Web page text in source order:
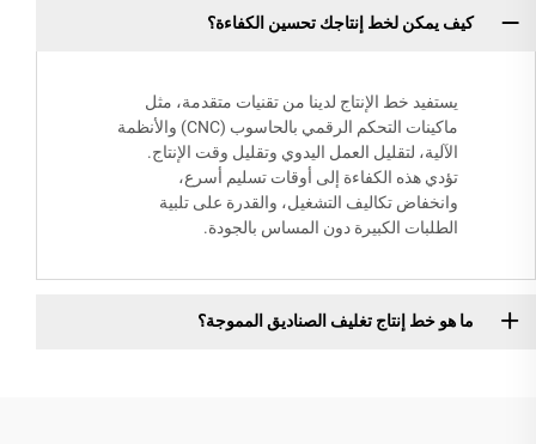
كيف يمكن لخط إنتاجك تحسين الكفاءة؟
يستفيد خط الإنتاج لدينا من تقنيات متقدمة، مثل
ماكينات التحكم الرقمي بالحاسوب (CNC) والأنظمة
الآلية، لتقليل العمل اليدوي وتقليل وقت الإنتاج.
تؤدي هذه الكفاءة إلى أوقات تسليم أسرع،
وانخفاض تكاليف التشغيل، والقدرة على تلبية
الطلبات الكبيرة دون المساس بالجودة.
ما هو خط إنتاج تغليف الصناديق المموجة؟